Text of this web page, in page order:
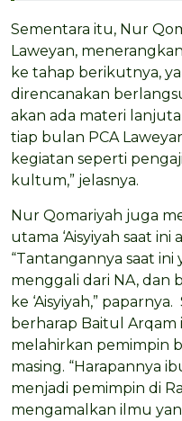
Sementara itu, Nur
Laweyan,
ke tahap berikutnya,
direncanakan
akan ada materi
tiap bulan PCA
kegiatan seperti
kultum,” jelasnya.
Nur Qomariyah juga
utama ‘Aisyiyah saat
“Tantangannya saat
menggali dari NA, dan
ke ‘Aisyiyah,”
berharap Baitul
melahirkan pemimpin
masing. “Harapannya
menjadi pemimpin di
mengamalkan ilmu